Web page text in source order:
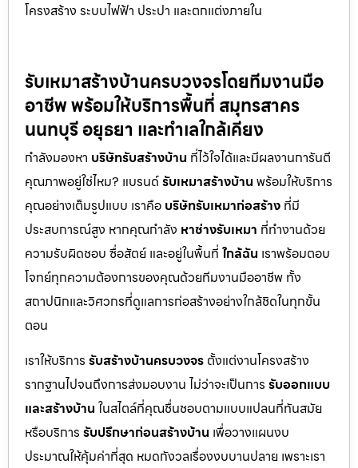
โครงสร้าง ระบบไฟฟ้า ประปา และตกแต่งภายใน
รับเหมาสร้างบ้านครบวงจรโดยทีมงานมือ
อาชีพ พร้อมให้บริการพื้นที่ สมุทรสาคร
นนทบุรี อยุธยา และทำเลใกล้เคียง
กำลังมองหา บริษัทรับสร้างบ้าน ที่ไว้ใจได้และมีผลงานการันตี
คุณภาพอยู่ใช่ไหม? แบรนด์รับเหมาสร้างบ้าน พร้อมให้บริการ
คุณอย่างเต็มรูปแบบ เราคือ บริษัทรับเหมาก่อสร้าง ที่มี
ประสบการณ์สูง หากคุณกำลัง หาช่างรับเหมา ที่ทำงานด้วย
ความรับผิดชอบ ซื่อสัตย์ และอยู่ในพื้นที่ ใกล้ฉัน เราพร้อมตอบ
โจทย์ทุกความต้องการของคุณด้วยทีมงานมืออาชีพ ทั้ง
สถาปนิกและวิศวกรที่ดูแลการก่อสร้างอย่างใกล้ชิดในทุกขั้น
ตอน
เราให้บริการ รับสร้างบ้านครบวงจร ตั้งแต่งานโครงสร้าง
รากฐานไปจนถึงการส่งมอบงาน ไม่ว่าจะเป็นการ รับออกแบบ
และสร้างบ้าน ในสไตล์ที่คุณชื่นชอบตามแบบแปลนที่ทันสมัย
หรือบริการ รับปรึกษาก่อนสร้างบ้าน เพื่อวางแผนงบ
ประมาณให้คุ้มค่าที่สุด หมดกังวลเรื่องงบบานปลาย เพราะเรา